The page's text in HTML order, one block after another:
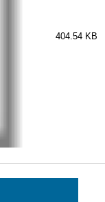
404.54 KB